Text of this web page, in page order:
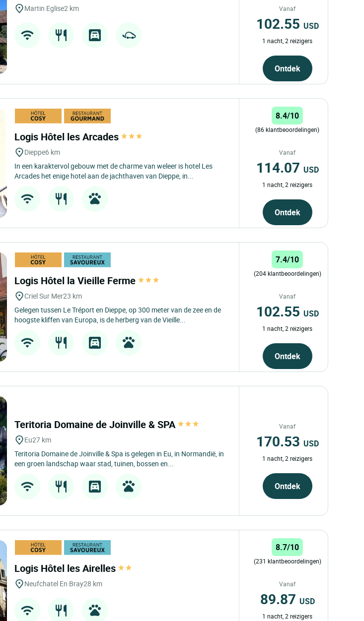
Martin Eglise2 km Vanaf
102.55 USD
1 nacht, 2 reizigers
Ontdek
Logis Hôtel les Arcades
Dieppe6 km
In een karaktervol gebouw met de charme van weleer is hotel Les
Arcades het enige hotel aan de jachthaven van Dieppe, in...
8.4/10
(86 klantbeoordelingen)
Vanaf
114.07 USD
1 nacht, 2 reizigers
Ontdek
Logis Hôtel la Vieille Ferme
Criel Sur Mer23 km
Gelegen tussen Le Tréport en Dieppe, op 300 meter van de zee en de
hoogste kliffen van Europa, is de herberg van de Vieille...
7.4/10
(204 klantbeoordelingen)
Vanaf
102.55 USD
1 nacht, 2 reizigers
Ontdek
Teritoria Domaine de Joinville & SPA
Eu27 km
Teritoria Domaine de Joinville & Spa is gelegen in Eu, in Normandië, in
een groen landschap waar stad, tuinen, bossen en...
Vanaf
170.53 USD
1 nacht, 2 reizigers
Ontdek
Logis Hôtel les Airelles
Neufchatel En Bray28 km
8.7/10
(231 klantbeoordelingen)
Vanaf
89.87 USD
1 nacht, 2 reizigers